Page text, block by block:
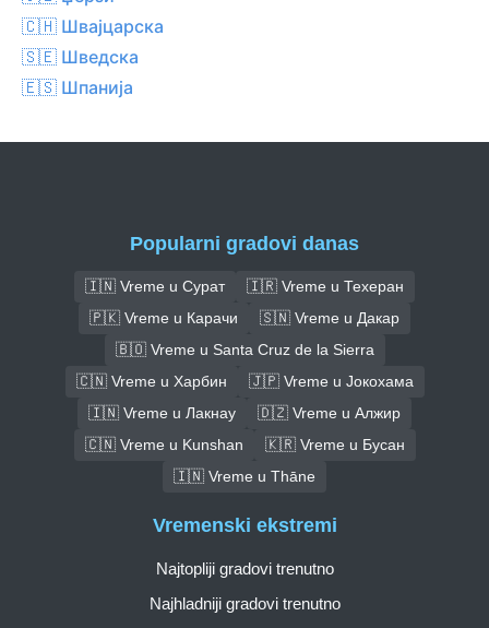
🇨🇭 Швајцарска
🇸🇪 Шведска
🇪🇸 Шпанија
Popularni gradovi danas
🇮🇳 Vreme u Сурат
🇮🇷 Vreme u Техеран
🇵🇰 Vreme u Карачи
🇸🇳 Vreme u Дакар
🇧🇴 Vreme u Santa Cruz de la Sierra
🇨🇳 Vreme u Харбин
🇯🇵 Vreme u Јокохама
🇮🇳 Vreme u Лакнау
🇩🇿 Vreme u Алжир
🇨🇳 Vreme u Kunshan
🇰🇷 Vreme u Бусан
🇮🇳 Vreme u Thāne
Vremenski ekstremi
Najtopliji gradovi trenutno
Najhladniji gradovi trenutno